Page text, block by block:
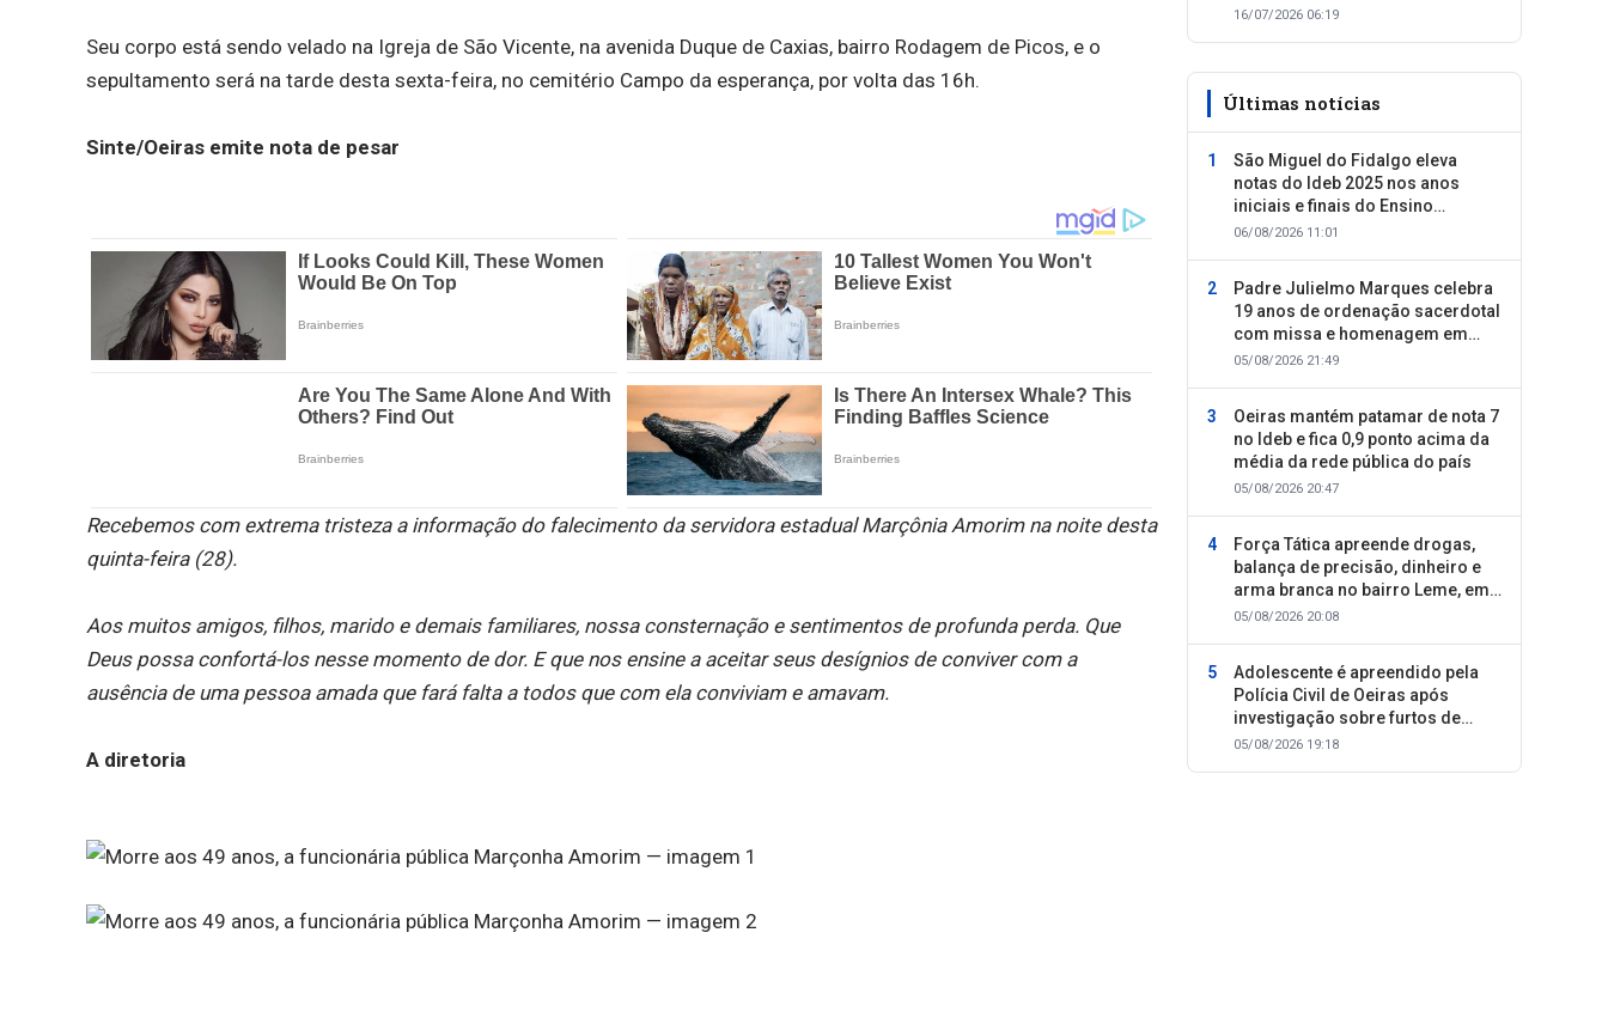
Seu corpo está sendo velado na Igreja de São Vicente, na avenida Duque de Caxias, bairro Rodagem de Picos, e o
sepultamento será na tarde desta sexta-feira, no cemitério Campo da esperança, por volta das 16h.
Sinte/Oeiras emite nota de pesar
Recebemos com extrema tristeza a informação do falecimento da servidora estadual Marçônia Amorim na noite desta
quinta-feira (28).
Aos muitos amigos, filhos, marido e demais familiares, nossa consternação e sentimentos de profunda perda. Que
Deus possa confortá-los nesse momento de dor. E que nos ensine a aceitar seus desígnios de conviver com a
ausência de uma pessoa amada que fará falta a todos que com ela conviviam e amavam.
A diretoria
trajetória dedicada ao cuidado
16/07/2026 06:19
Últimas notícias
São Miguel do Fidalgo eleva
notas do Ideb 2025 nos anos
iniciais e finais do Ensino
Fundamental
06/08/2026 11:01
Padre Julielmo Marques celebra
19 anos de ordenação sacerdotal
com missa e homenagem em
Colônia do Piauí
05/08/2026 21:49
Oeiras mantém patamar de nota 7
no Ideb e fica 0,9 ponto acima da
média da rede pública do país
05/08/2026 20:47
Força Tática apreende drogas,
balança de precisão, dinheiro e
arma branca no bairro Leme, em
Oeiras
05/08/2026 20:08
Adolescente é apreendido pela
Polícia Civil de Oeiras após
investigação sobre furtos de
motocicletas
05/08/2026 19:18